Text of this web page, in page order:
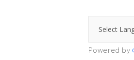
Powered by